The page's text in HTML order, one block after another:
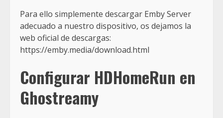
Para ello simplemente descargar Emby Server
adecuado a nuestro dispositivo, os dejamos la
web oficial de descargas:
https://emby.media/download.html
Configurar HDHomeRun en
Ghostreamy